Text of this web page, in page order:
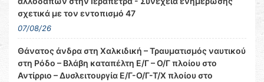
σχετικά με τον εντοπισμό 47
07/08/26
Θάνατος άνδρα στη Χαλκιδική – Τραυματισμός ναυτικού
στη Ρόδο – Βλάβη καταπέλτη Ε/Γ – Ο/Γ πλοίου στο
Αντίρριο – Δυσλειτουργία Ε/Γ-Ο/Γ-Τ/Χ πλοίου στο